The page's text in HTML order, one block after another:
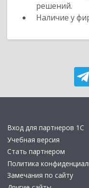
решений.
Наличие у
Вход для партнеров 1С
Учебная версия
Стать партнером
Политика
Замечания по сайту